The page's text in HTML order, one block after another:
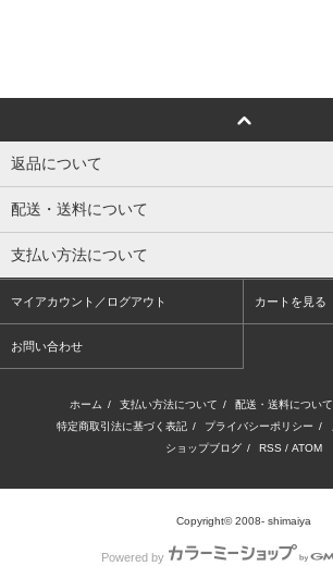
返品について
配送・送料について
支払い方法について
マイアカウント／ログアウト カートを見る
お問い合わせ
ホーム / 支払い方法について / 配送・送料について
特定商取引法に基づく表記 / プライバシーポリシー /
ショップブログ / RSS / ATOM
Copyright© 2008- shimaiya
Powered by